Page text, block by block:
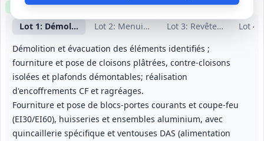
Lot 1: Démolitions‑cloisons‑doublages‑faux plafonds
Lot 2: Menuiseries intérieures
Lot 3: Revêtements de
Lot 4
Démolition et évacuation des éléments identifiés ;
fourniture et pose de cloisons plâtrées, contre-cloisons
isolées et plafonds démontables; réalisation
d'encoffrements CF et ragréages.
Fourniture et pose de blocs-portes courants et coupe-feu
(EI30/EI60), huisseries et ensembles aluminium, avec
quincaillerie spécifique et ventouses DAS (alimentation
Clause environnementale Échantillonsrequis